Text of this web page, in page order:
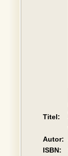
Titel:
Autor:
ISBN: